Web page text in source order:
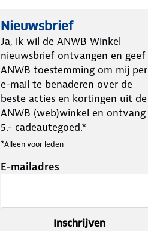
Nieuwsbrief
Ja, ik wil de ANWB Winkel
nieuwsbrief ontvangen en geef
ANWB toestemming om mij per
e-mail te benaderen over de
beste acties en kortingen uit de
ANWB (web)winkel en ontvang
5.- cadeautegoed.*
*Alleen voor leden
E-mailadres
Inschrijven